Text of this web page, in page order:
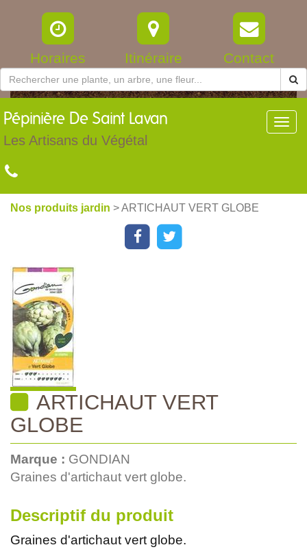
Horaires Itinéraire Contact
Pépinière De Saint Lavan
Les Artisans du Végétal
Nos produits jardin > ARTICHAUT VERT GLOBE
ARTICHAUT VERT
GLOBE
Marque : GONDIAN
Graines d'artichaut vert globe.
Descriptif du produit
Graines d'artichaut vert globe.